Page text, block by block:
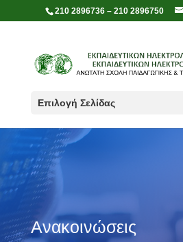
210 2896736 – 210 2896750
Επιλογή Σελίδας
Ανακοινώσεις